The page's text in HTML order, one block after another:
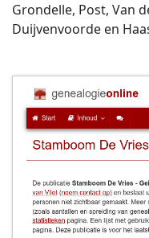
Grondelle, Post, Van
Duijvenvoorde en